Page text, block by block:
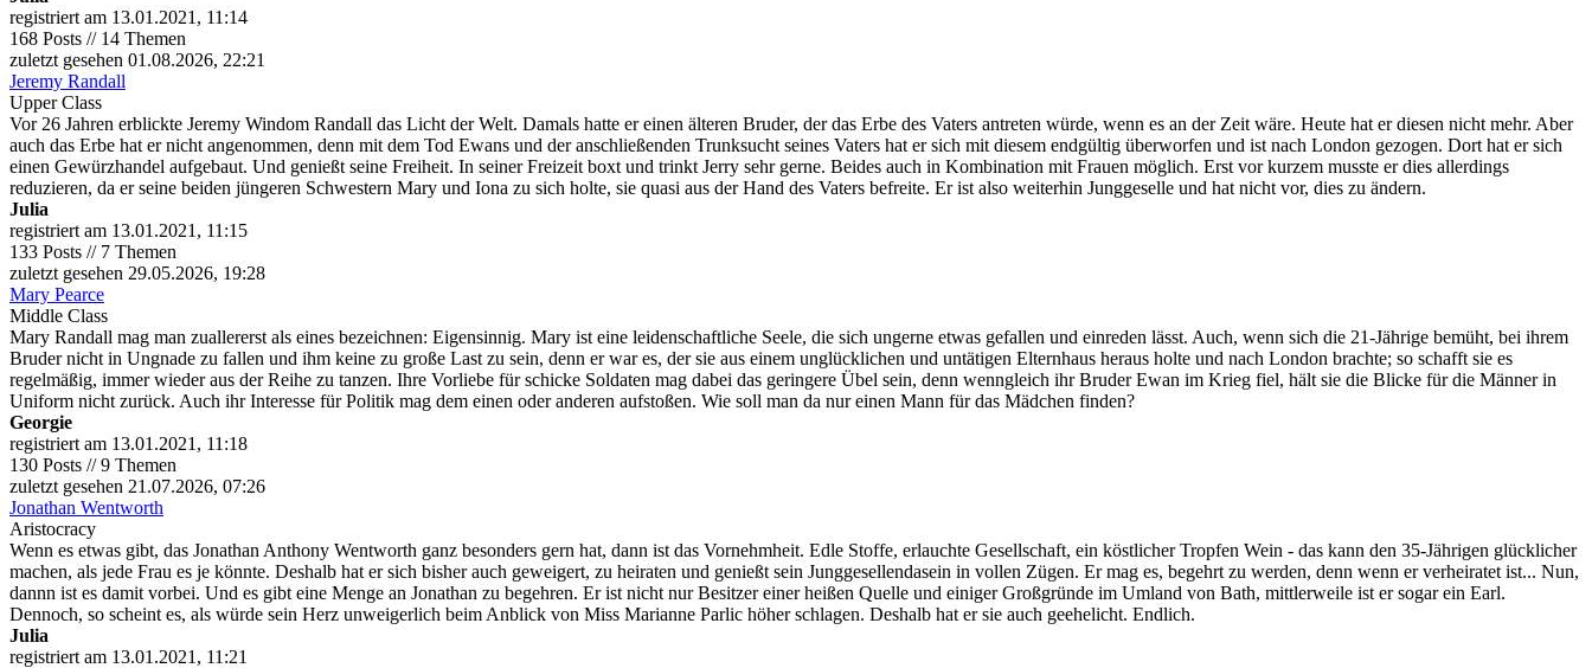
registriert am 13.01.2021, 11:14
168 Posts // 14 Themen
zuletzt gesehen 01.08.2026, 22:21
Jeremy Randall
Upper Class
Vor 26 Jahren erblickte Jeremy Windom Randall das Licht der Welt. Damals hatte er einen älteren Bruder, der das Erbe des Vaters antreten würde, wenn es an der Zeit wäre. Heute hat er diesen nicht mehr. Aber
auch das Erbe hat er nicht angenommen, denn mit dem Tod Ewans und der anschließenden Trunksucht seines Vaters hat er sich mit diesem endgültig überworfen und ist nach London gezogen. Dort hat er sich
einen Gewürzhandel aufgebaut. Und genießt seine Freiheit. In seiner Freizeit boxt und trinkt Jerry sehr gerne. Beides auch in Kombination mit Frauen möglich. Erst vor kurzem musste er dies allerdings
reduzieren, da er seine beiden jüngeren Schwestern Mary und Iona zu sich holte, sie quasi aus der Hand des Vaters befreite. Er ist also weiterhin Junggeselle und hat nicht vor, dies zu ändern.
Julia
registriert am 13.01.2021, 11:15
133 Posts // 7 Themen
zuletzt gesehen 29.05.2026, 19:28
Mary Pearce
Middle Class
Mary Randall mag man zuallererst als eines bezeichnen: Eigensinnig. Mary ist eine leidenschaftliche Seele, die sich ungerne etwas gefallen und einreden lässt. Auch, wenn sich die 21-Jährige bemüht, bei ihrem
Bruder nicht in Ungnade zu fallen und ihm keine zu große Last zu sein, denn er war es, der sie aus einem unglücklichen und untätigen Elternhaus heraus holte und nach London brachte; so schafft sie es
regelmäßig, immer wieder aus der Reihe zu tanzen. Ihre Vorliebe für schicke Soldaten mag dabei das geringere Übel sein, denn wenngleich ihr Bruder Ewan im Krieg fiel, hält sie die Blicke für die Männer in
Uniform nicht zurück. Auch ihr Interesse für Politik mag dem einen oder anderen aufstoßen. Wie soll man da nur einen Mann für das Mädchen finden?
Georgie
registriert am 13.01.2021, 11:18
130 Posts // 9 Themen
zuletzt gesehen 21.07.2026, 07:26
Jonathan Wentworth
Aristocracy
Wenn es etwas gibt, das Jonathan Anthony Wentworth ganz besonders gern hat, dann ist das Vornehmheit. Edle Stoffe, erlauchte Gesellschaft, ein köstlicher Tropfen Wein - das kann den 35-Jährigen glücklicher
machen, als jede Frau es je könnte. Deshalb hat er sich bisher auch geweigert, zu heiraten und genießt sein Junggesellendasein in vollen Zügen. Er mag es, begehrt zu werden, denn wenn er verheiratet ist... Nun,
dannn ist es damit vorbei. Und es gibt eine Menge an Jonathan zu begehren. Er ist nicht nur Besitzer einer heißen Quelle und einiger Großgründe im Umland von Bath, mittlerweile ist er sogar ein Earl.
Dennoch, so scheint es, als würde sein Herz unweigerlich beim Anblick von Miss Marianne Parlic höher schlagen. Deshalb hat er sie auch geehelicht. Endlich.
Julia
registriert am 13.01.2021, 11:21